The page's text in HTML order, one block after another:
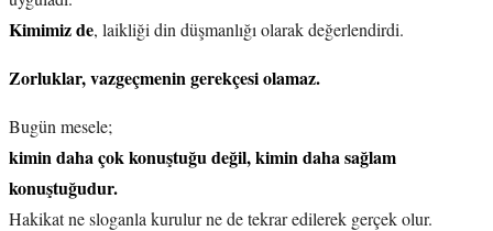
Kimimiz de, laikliği din düşmanlığı olarak değerlendirdi.
Zorluklar, vazgeçmenin gerekçesi olamaz.
Bugün mesele;
kimin daha çok konuştuğu değil, kimin daha sağlam
konuştuğudur.
Hakikat ne sloganla kurulur ne de tekrar edilerek gerçek olur.